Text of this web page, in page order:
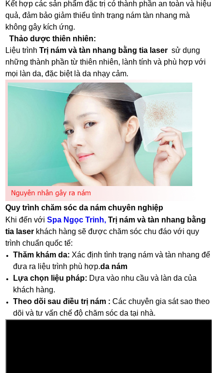
Kết hợp các sản phẩm đặc trị có thành phần an toàn và hiệu
quả, đảm bảo giảm thiểu tình trạng nám tàn nhang mà
không gây kích ứng.
Thảo dược thiên nhiên:
Liệu trìnhTrị nám và tàn nhang bằng tia laser​ sử dụng
những thành phần từ thiên nhiên, lành tính và phù hợp với
mọi làn da, đặc biệt là da nhạy cảm.
Quy trình chăm sóc da nám chuyên nghiệp
Khi đến vớiSpa Ngọc Trinh, Trị nám và tàn nhang bằng
tia laser khách hàng sẽ được chăm sóc chu đáo với quy
trình chuẩn quốc tế:
Thăm khám da: Xác định tình trạng nám và tàn nhang để
đưa ra liệu trình phù hợp.da nám
Lựa chọn liệu pháp: Dựa vào nhu cầu và làn da của
khách hàng.
Theo dõi sau điều trị nám : Các chuyên gia sát sao theo
dõi và tư vấn chế độ chăm sóc da tại nhà.